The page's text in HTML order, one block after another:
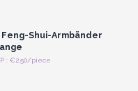
Shui-Armbänder
: €2.50/piece
Anmelden oder